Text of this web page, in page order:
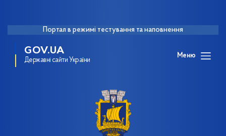
Портал в режимі тестування та наповнення
GOV.UA
Державні сайти України
Меню